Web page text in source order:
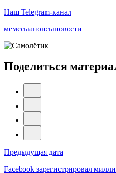
Наш Telegram-канал
мемесыанонсыновости
Поделиться
Навигация
по
Предыдущая дата
Facebook зарегистрировал